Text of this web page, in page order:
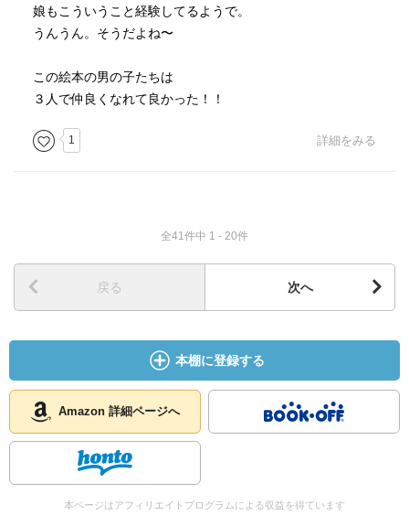
娘もこういうこと経験してるようで。
うんうん。そうだよね〜
この絵本の男の子たちは
３人で仲良くなれて良かった！！
1 詳細をみる
全41件中 1 - 20件
戻る 次へ
本棚に登録する
Amazon 詳細ページへ
本ページはアフィリエイトプログラムによる収益を得ています